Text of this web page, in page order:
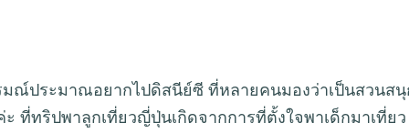
มณ์ประมาณอยากไปดิสนีย์ซี ที่หลายคนมองว่าเป็นสวนส
ที่ทริปพาลูกเที่ยวญี่ปุ่นเกิดจากการที่ตั้งใจพาเด็กมาเที่ยว